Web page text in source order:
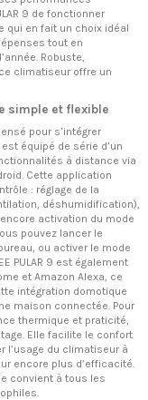
9 de fonctionner
qui en fait un choix idéal
tout en
Robuste,
climatiseur offre un
simple et flexible
pour s’intégrer
équipé de série d’un
à distance via
Cette application
: réglage de la
déshumidification),
activation du mode
pouvez lancer le
ou activer le mode
PULAR 9 est également
et Amazon Alexa, ce
intégration domotique
maison connectée. Pour
thermique et praticité,
Elle facilite le confort
l’usage du climatiseur à
encore plus d’efficacité.
convient à tous les